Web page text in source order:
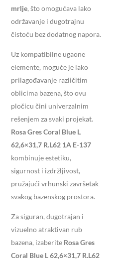
mrlje, što omogućava lako
održavanje i dugotrajnu
čistoću bez dodatnog napora.
Uz kompatibilne ugaone
elemente, moguće je lako
prilagođavanje različitim
oblicima bazena, što ovu
pločicu čini univerzalnim
rešenjem za svaki projekat.
Rosa Gres Coral Blue L
62,6×31,7 R.L62 1A E-137
kombinuje estetiku,
sigurnost i izdržljivost,
pružajući vrhunski završetak
svakog bazenskog prostora.
Za siguran, dugotrajan i
vizuelno atraktivan rub
bazena, izaberite Rosa Gres
Coral Blue L 62,6×31,7 R.L62